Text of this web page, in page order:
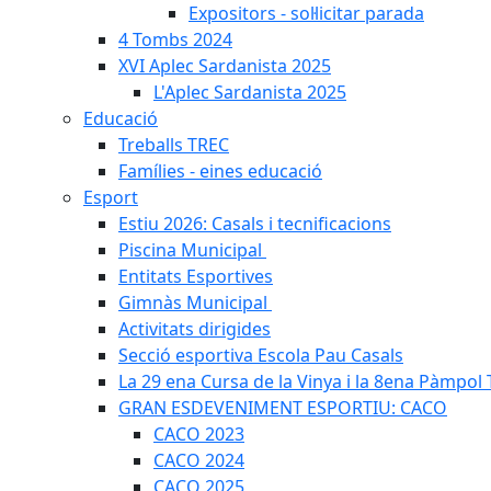
Expositors - sol·licitar parada
4 Tombs 2024
XVI Aplec Sardanista 2025
L'Aplec Sardanista 2025
Educació
Treballs TREC
Famílies - eines educació
Esport
Estiu 2026: Casals i tecnificacions
Piscina Municipal
Entitats Esportives
Gimnàs Municipal
Activitats dirigides
Secció esportiva Escola Pau Casals
La 29 ena Cursa de la Vinya i la 8ena Pàmpol
GRAN ESDEVENIMENT ESPORTIU: CACO
CACO 2023
CACO 2024